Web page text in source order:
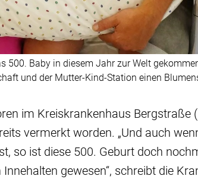
500. Baby in diesem Jahr zur Welt
und der Mutter-Kind-Station einen
im Kreiskrankenhaus Bergstraße
vermerkt worden. „Und auch
so ist diese 500. Geburt doch
gewesen“, schreibt die